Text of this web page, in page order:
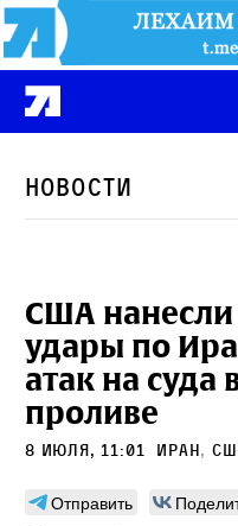
Новости
США
удары по
атак на суда
проливе
8 июля, 11:01 Иран,
Отправить